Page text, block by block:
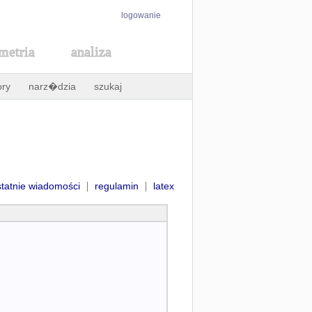
logowanie
analiza
narz�dzia szukaj
wiadomości | regulamin | latex